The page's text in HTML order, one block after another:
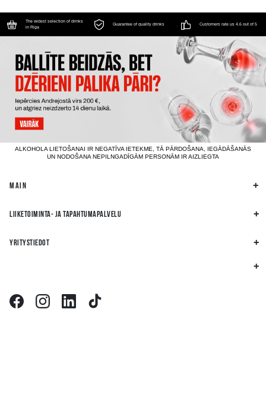
The widest selection of drinks
in Riga
Guarantee of quality drinks Customers rate us 4.6 out of 5
ALKOHOLA LIETOŠANAI IR NEGATĪVA IETEKME, TĀ PĀRDOŠANA, IEGĀDĀŠANĀS
UN NODOŠANA NEPILNGADĪGĀM PERSONĀM IR AIZLIEGTA
MAIN
LIIKETOIMINTA- JA TAPAHTUMAPALVELU
YRITYSTIEDOT